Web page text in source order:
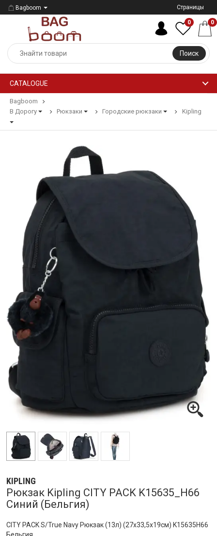
Bagboom Страницы
Поиск
0 0
CATALOGUE
Bagboom
В Дорогу
Рюкзаки Городские рюкзаки Kipling
KIPLING
Рюкзак Kipling CITY PACK K15635_H66
Синий (Бельгия)
CITY PACK S/True Navy Рюкзак (13л) (27x33,5x19см) K15635H66